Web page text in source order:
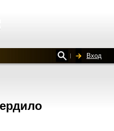
Вход